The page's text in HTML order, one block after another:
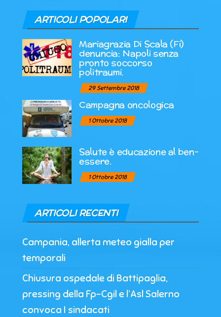
ARTICOLI POPOLARI
Mariagrazia Di Scala (Fi)
denuncia: Napoli senza
pronto soccorso
politraumi.
29 Settembre 2018
Campagna oncologica
1 Ottobre 2018
Salute è educazione al ben-
essere.
1 Ottobre 2018
ARTICOLI RECENTI
Campania, allerta meteo gialla per
temporali
Chiusura ospedale di Battipaglia,
pressing della Fp-Cgil e l’Asl Salerno
convoca I sindacati